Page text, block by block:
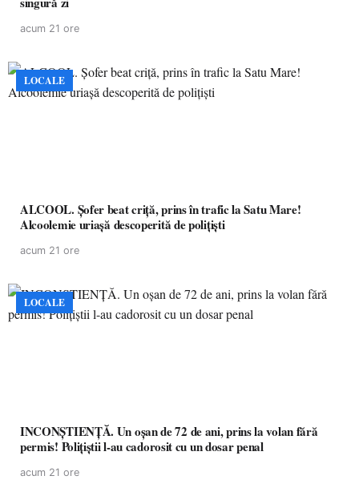
acum 21 ore
LOCALE
ALCOOL. Șofer beat criță, prins în trafic la Satu Mare!
Alcoolemie uriașă descoperită de polițiști
acum 21 ore
LOCALE
INCONȘTIENȚĂ. Un oșan de 72 de ani, prins la volan fără
permis! Polițiștii l-au cadorosit cu un dosar penal
acum 21 ore